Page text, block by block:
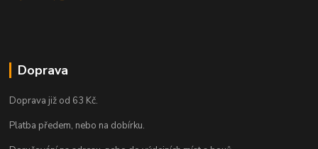
Doprava
Doprava již od 63 Kč.
Platba předem, nebo na dobírku.